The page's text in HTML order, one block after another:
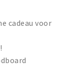
cadeau voor